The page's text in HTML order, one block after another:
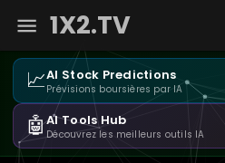
1X2.TV
📈AI Stock Predictions
Prévisions boursières par IA
🤖AI Tools Hub
Découvrez les meilleurs outils IA